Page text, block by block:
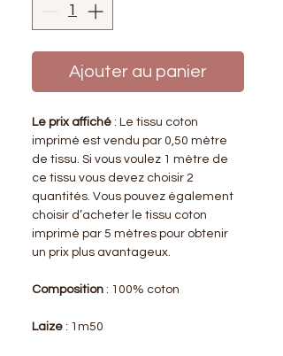
Ajouter au panier
Le prix affiché : Le tissu coton
imprimé est vendu par 0,50 mètre
de tissu. Si vous voulez 1 mètre de
ce tissu vous devez choisir 2
quantités. Vous pouvez également
choisir d’acheter le tissu coton
imprimé par 5 mètres pour obtenir
un prix plus avantageux.
Composition : 100% coton
Laize : 1m50